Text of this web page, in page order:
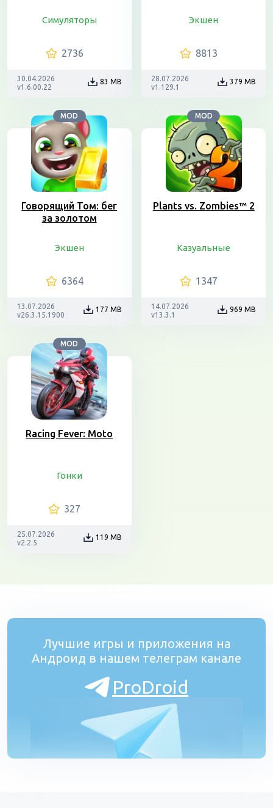
Симуляторы
2736
30.04.2026
v1.6.00.22
83 MB
Экшен
8813
28.07.2026
v1.129.1
379 MB
MOD
Говорящий Том: бег
за золотом
Экшен
6364
13.07.2026
v26.3.15.1900
177 MB
MOD
Plants vs. Zombies™ 2
Казуальные
1347
14.07.2026
v13.3.1
969 MB
MOD
Racing Fever: Moto
Гонки
327
25.07.2026
v2.2.5
119 MB
Лучшие игры и приложения на
Андроид в нашем телеграм канале
ProDroid